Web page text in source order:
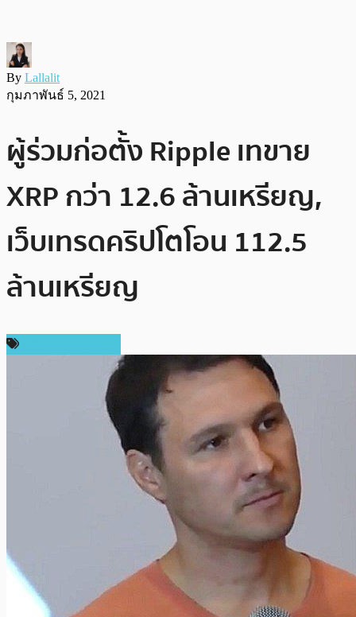
By Lallalit
กุมภาพันธ์ 5, 2021
ผู้ร่วมก่อตั้ง Ripple เทขาย
XRP กว่า 12.6 ล้านเหรียญ,
เว็บเทรดคริปโตโอน 112.5
ล้านเหรียญ